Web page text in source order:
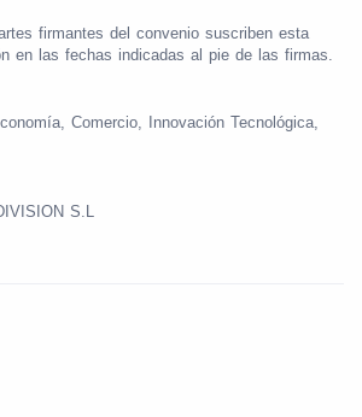
firmantes del convenio suscriben esta
en las fechas indicadas al pie de las firmas.
Comercio, Innovación Tecnológica,
S.L